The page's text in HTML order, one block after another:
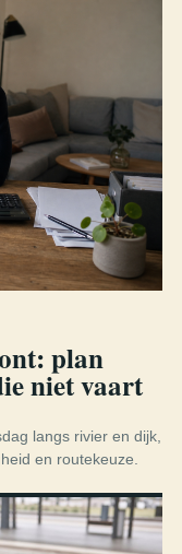
plan
niet vaart
langs rivier en dijk,
en routekeuze.